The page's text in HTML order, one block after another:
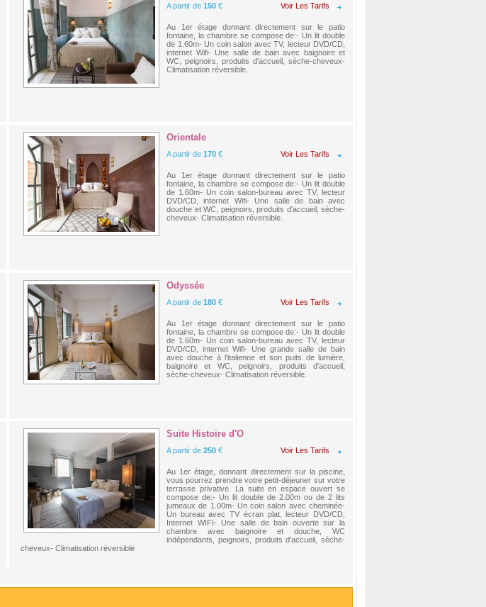
A partir de 150 € Voir Les Tarifs
Au 1er étage donnant directement sur le patio
fontaine, la chambre se compose de:- Un lit double
de 1.60m- Un coin salon avec TV, lecteur DVD/CD,
internet Wifi- Une salle de bain avec baignoire et
WC, peignoirs, produits d'accueil, sèche-cheveux-
Climatisation réversible.
Orientale
A partir de 170 € Voir Les Tarifs
Au 1er étage donnant directement sur le patio
fontaine, la chambre se compose de:- Un lit double
de 1.60m- Un coin salon-bureau avec TV, lecteur
DVD/CD, internet Wifi- Une salle de bain avec
douche et WC, peignoirs, produits d'accueil, sèche-
cheveux- Climatisation réversible.
Odyssée
A partir de 180 € Voir Les Tarifs
Au 1er étage donnant directement sur le patio
fontaine, la chambre se compose de:- Un lit double
de 1.60m- Un coin salon-bureau avec TV, lecteur
DVD/CD, internet Wifi- Une grande salle de bain
avec douche à l'italienne et son puits de lumière,
baignoire et WC, peignoirs, produits d'accueil,
sèche-cheveux- Climatisation réversible.
Suite Histoire d'O
A partir de 250 € Voir Les Tarifs
Au 1er étage, donnant directement sur la piscine,
vous pourrez prendre votre petit-déjeuner sur votre
terrasse privative. La suite en espace ouvert se
compose de:- Un lit double de 2.00m ou de 2 lits
jumeaux de 1.00m- Un coin salon avec cheminée-
Un bureau avec TV écran plat, lecteur DVD/CD,
Internet WIFI- Une salle de bain ouverte sur la
chambre avec baignoire et douche, WC
indépendants, peignoirs, produits d'accueil, sèche-
cheveux- Climatisation réversible